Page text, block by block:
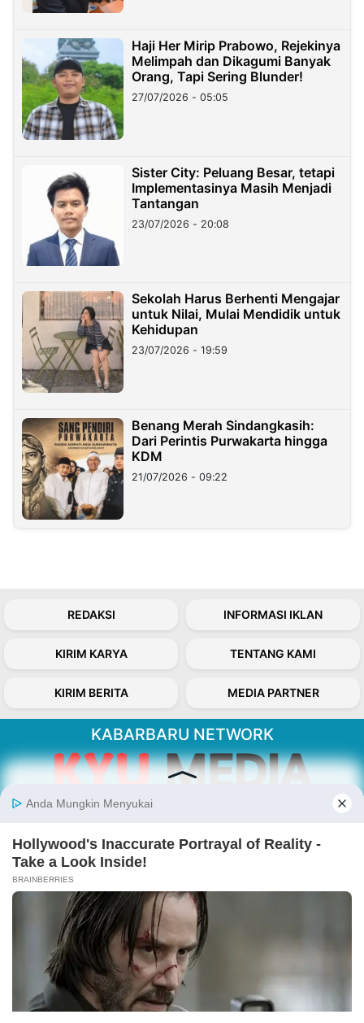
Haji Her Mirip Prabowo, Rejekinya
Melimpah dan Dikagumi Banyak
Orang, Tapi Sering Blunder!
27/07/2026 - 05:05
Sister City: Peluang Besar, tetapi
Implementasinya Masih Menjadi
Tantangan
23/07/2026 - 20:08
Sekolah Harus Berhenti Mengajar
untuk Nilai, Mulai Mendidik untuk
Kehidupan
23/07/2026 - 19:59
Benang Merah Sindangkasih:
Dari Perintis Purwakarta hingga
KDM
21/07/2026 - 09:22
REDAKSI INFORMASI IKLAN
KIRIM KARYA TENTANG KAMI
KIRIM BERITA MEDIA PARTNER
KABARBARU NETWORK
Kabarbaru.co menyajikan berita aktual dan
Follow Kabarbaru